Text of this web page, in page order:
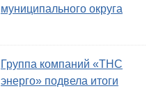
муниципального округа
Группа компаний «ТНС
энерго» подвела итоги